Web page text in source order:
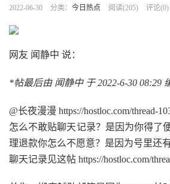
2022-06-30 分类： 今日热点 阅读(205) 评论(0)
网友 闻静中 说：
*帖最后由 闻静中 于 2022-6-30 08:29
@长夜漫漫 https://hostloc.com/thread-
怎么不敢贴聊天记录？是因为你得了
理退款你怎么不愿意？是因为号里还
聊天记录见这帖 https://hostloc.com/